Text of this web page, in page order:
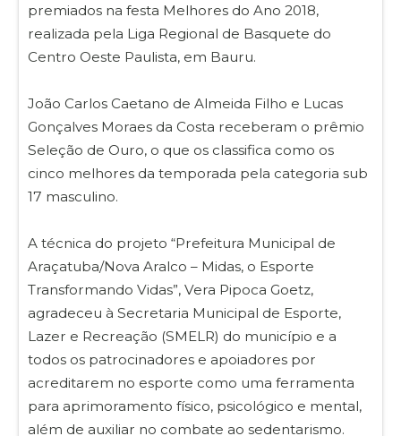
premiados na festa Melhores do Ano 2018,
realizada pela Liga Regional de Basquete do
Centro Oeste Paulista, em Bauru.
João Carlos Caetano de Almeida Filho e Lucas
Gonçalves Moraes da Costa receberam o prêmio
Seleção de Ouro, o que os classifica como os
cinco melhores da temporada pela categoria sub
17 masculino.
A técnica do projeto “Prefeitura Municipal de
Araçatuba/Nova Aralco – Midas, o Esporte
Transformando Vidas”, Vera Pipoca Goetz,
agradeceu à Secretaria Municipal de Esporte,
Lazer e Recreação (SMELR) do município e a
todos os patrocinadores e apoiadores por
acreditarem no esporte como uma ferramenta
para aprimoramento físico, psicológico e mental,
além de auxiliar no combate ao sedentarismo.